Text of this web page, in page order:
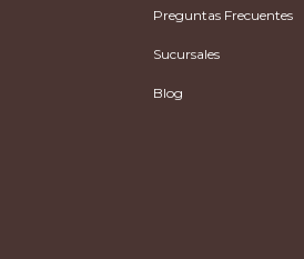
Preguntas Frecuentes
Sucursales
Blog